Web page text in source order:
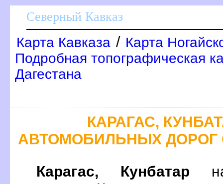
Северный Кавказ
Карта Кавказа / Карта
Подробная топографическая
Дагестана
КАРАГАС,
АВТОМОБИЛЬНЫХ ДОРОГ
Карагас, Кунбатар